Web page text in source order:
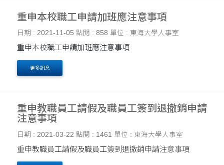
重申本校職工申請加班應注意事項
日期 : 2021-11-05 點閱 : 858 單位 : 東海大學人事室
重申本校職工申請加班應注意事項
更多訊息
重申教職員工請假及職員工簽到退撤銷申請
注意事項
日期 : 2021-03-22 點閱 : 1461 單位 : 東海大學人事室
重申教職員工請假及職員工簽到退撤銷申請注意事項